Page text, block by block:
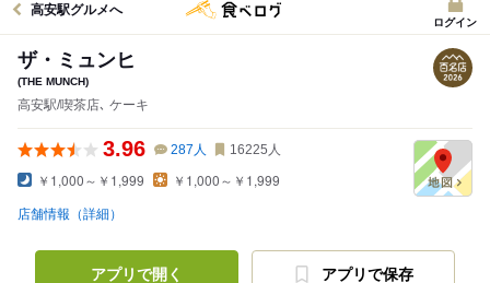
高安駅グルメへ
ログイン
ザ・ミュンヒ
(THE MUNCH)
高安駅/喫茶店､ ケーキ
3.96 287 人 16225 人
￥1,000～￥1,999 ￥1,000～￥1,999
店舗情報（詳細）
アプリで開く アプリで保存